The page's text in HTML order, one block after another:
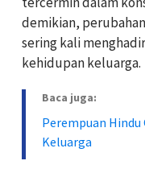
demikian,
sering kali
kehidupan keluarga.
Baca juga:
Perempuan Hindu
Keluarga